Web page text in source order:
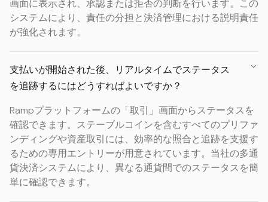
画面に表示され、承認または拒否の判断を行います。この
システムにより、責任の分担と決済管理における説明責任
が強化されます。
支払いが開始された後、リアルタイムでステータス
を追跡するにはどうすればよいですか？
Rampプラットフォームの「取引」画面からステータスを
確認できます。ステーブルコインを含むすべてのプリファ
ンディングや資産取引には、効率的な照合と追跡を支援す
るための専用エントリーが用意されています。当社の多通
貨決済システムにより、異なる通貨間でのステータスを簡
単に確認できます。